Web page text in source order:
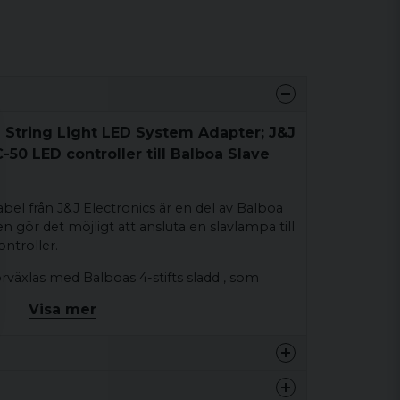
Light LED System Adapter; J&J
50 LED controller till Balboa Slave
från J&J Electronics är en del av Balboa
gör det möjligt att ansluta en slavlampa till
med Balboas 4-stifts sladd , som
i String Lights-serien.
Visa mer